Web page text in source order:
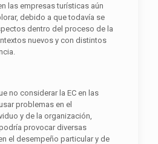
las empresas turísticas aún
debido a que todavía se
dentro del proceso de la
nuevos y con distintos
no considerar la EC en las
problemas en el
y de la organización,
provocar diversas
el desempeño particular y de